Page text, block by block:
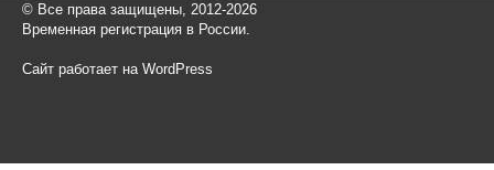
© Все права защищены, 2012-2026
Временная регистрация в России.
Сайт работает на WordPress